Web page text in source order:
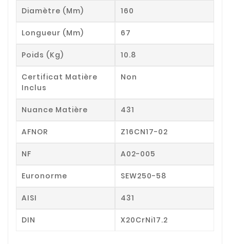
Diamètre (mm) 160
Longueur (mm) 67
Poids (kg) 10.8
Certificat Matière
Inclus
Non
Nuance Matière 431
AFNOR Z16CN17-02
NF A02-005
Euronorme SEW250-58
AISI 431
DIN X20CrNi17.2